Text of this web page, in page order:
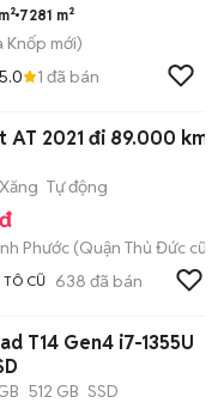
7281 m²
Knốp mới)
5.0 1 đã bán
AT 2021 đi 89.000 km
Xăng Tự động
Phước (Quận Thủ Đức cũ)
TÔ CŨ 638 đã bán
T14 Gen4 i7-1355U
512 GB SSD